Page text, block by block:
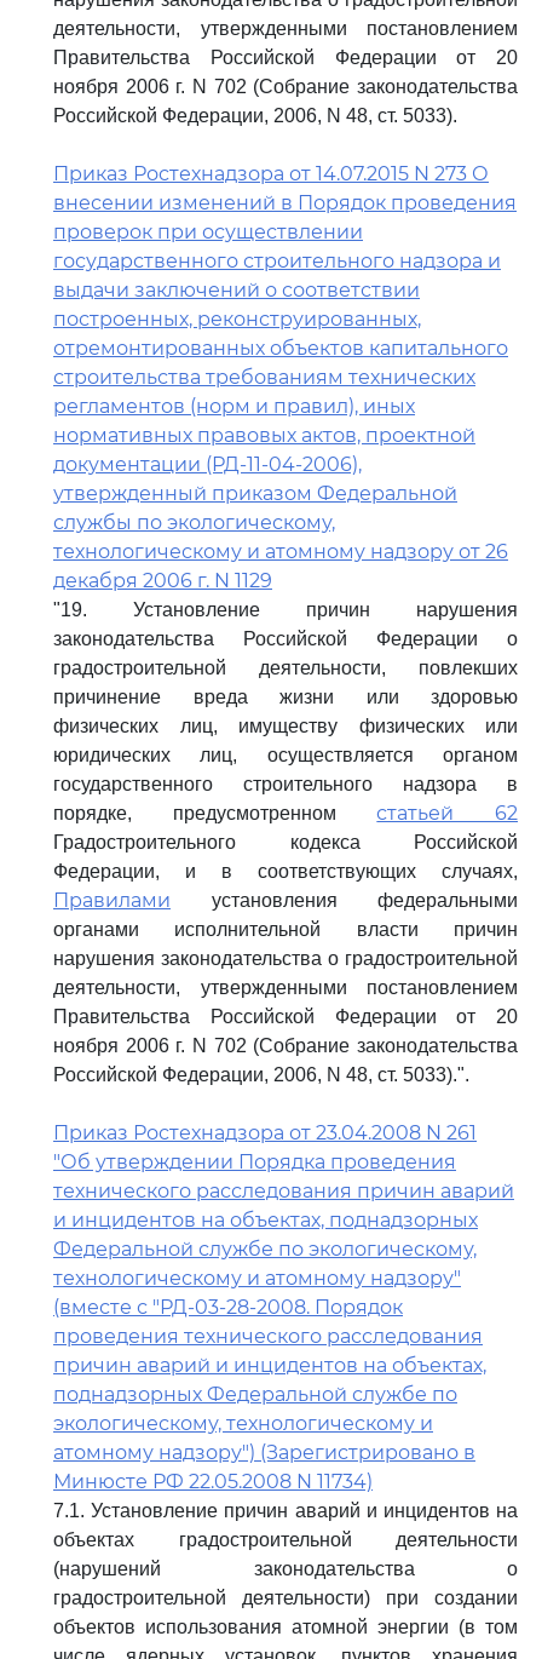
деятельности, утвержденными постановлением
Правительства Российской Федерации от 20
ноября 2006 г. N 702 (Собрание законодательства
Российской Федерации, 2006, N 48, ст. 5033).
Приказ Ростехнадзора от 14.07.2015 N 273 О
внесении изменений в Порядок проведения
проверок при осуществлении
государственного строительного надзора и
выдачи заключений о соответствии
построенных, реконструированных,
отремонтированных объектов капитального
строительства требованиям технических
регламентов (норм и правил), иных
нормативных правовых актов, проектной
документации (РД-11-04-2006),
утвержденный приказом Федеральной
службы по экологическому,
технологическому и атомному надзору от 26
декабря 2006 г. N 1129
"19. Установление причин нарушения
законодательства Российской Федерации о
градостроительной деятельности, повлекших
причинение вреда жизни или здоровью
физических лиц, имуществу физических или
юридических лиц, осуществляется органом
государственного строительного надзора в
порядке, предусмотренномстатьей 62
Градостроительного кодекса Российской
Федерации, и в соответствующих случаях,
Правилами установления федеральными
органами исполнительной власти причин
нарушения законодательства о градостроительной
деятельности, утвержденными постановлением
Правительства Российской Федерации от 20
ноября 2006 г. N 702 (Собрание законодательства
Российской Федерации, 2006, N 48, ст. 5033).".
Приказ Ростехнадзора от 23.04.2008 N 261
"Об утверждении Порядка проведения
технического расследования причин аварий
и инцидентов на объектах, поднадзорных
Федеральной службе по экологическому,
технологическому и атомному надзору"
(вместе с "РД-03-28-2008. Порядок
проведения технического расследования
причин аварий и инцидентов на объектах,
поднадзорных Федеральной службе по
экологическому, технологическому и
атомному надзору") (Зарегистрировано в
Минюсте РФ 22.05.2008 N 11734)
7.1. Установление причин аварий и инцидентов на
объектах градостроительной деятельности
(нарушений законодательства о
градостроительной деятельности) при создании
объектов использования атомной энергии (в том